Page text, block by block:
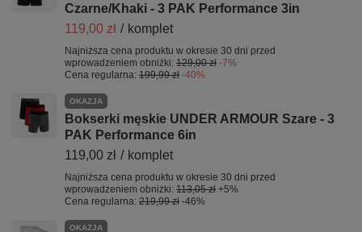
Czarne/Khaki - 3 PAK Performance 3in
119,00 zł / komplet
Najniższa cena produktu w okresie 30 dni przed
wprowadzeniem obniżki: 129,00 zł -7%
Cena regularna: 199,99 zł -40%
OKAZJA
Bokserki męskie UNDER ARMOUR Szare - 3
PAK Performance 6in
119,00 zł / komplet
Najniższa cena produktu w okresie 30 dni przed
wprowadzeniem obniżki: 113,05 zł +5%
Cena regularna: 219,99 zł -46%
OKAZJA